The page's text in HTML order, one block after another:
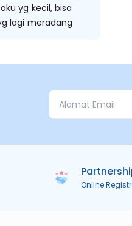
yg kecil, bisa
lagi meradang
Online